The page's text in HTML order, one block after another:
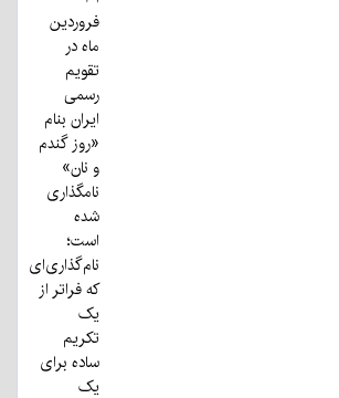
فروردین
ماه در
تقویم
رسمی
ایران بنام
«روز گندم
و نان»
نامگذاری
شده
است؛
نام‌گذاری‌ای
که فراتر از
یک
تکریم
ساده برای
یک